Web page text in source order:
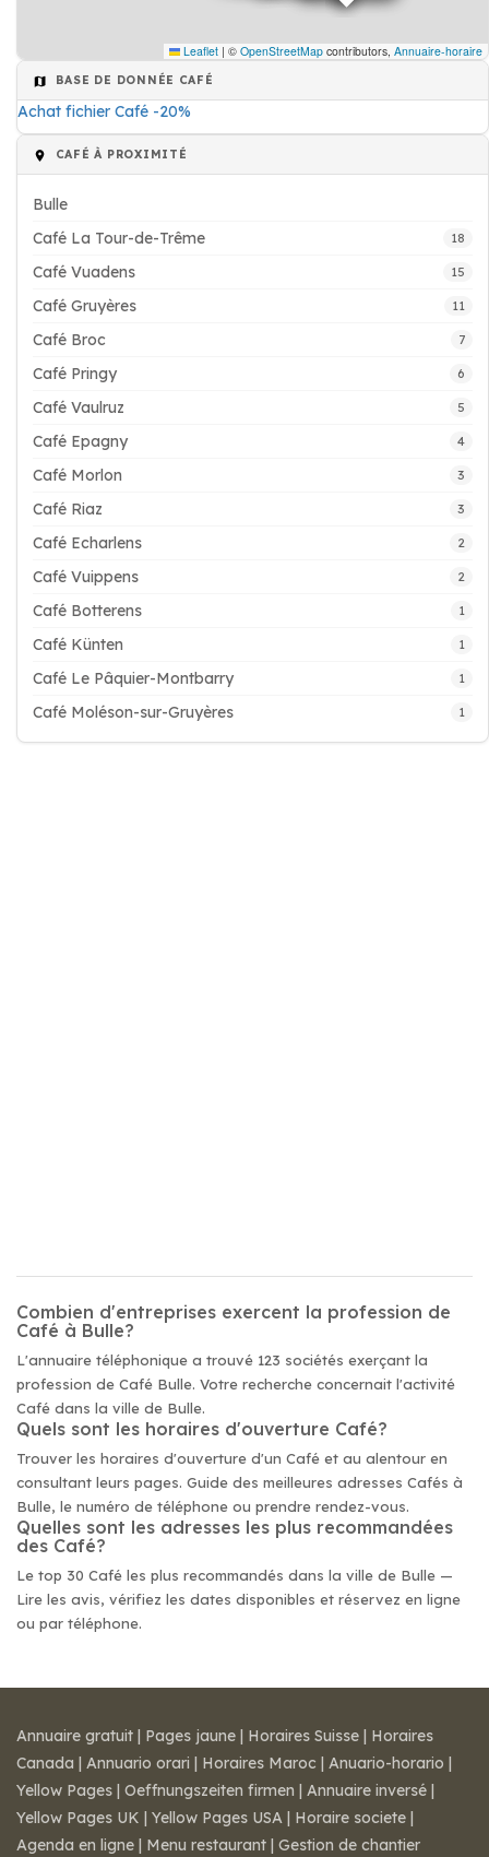
Leaflet | © OpenStreetMap contributors, Annuaire-horaire
BASE DE DONNÉE CAFÉ
Achat fichier Café -20%
CAFÉ À PROXIMITÉ
Bulle
Café La Tour-de-Trême
18
Café Vuadens 15
Café Gruyères 11
Café Broc 7
Café Pringy 6
Café Vaulruz 5
Café Epagny 4
Café Morlon 3
Café Riaz 3
Café Echarlens 2
Café Vuippens 2
Café Botterens 1
Café Künten 1
Café Le Pâquier-Montbarry 1
Café Moléson-sur-Gruyères 1
Combien d'entreprises exercent la profession de
Café à Bulle?
L'annuaire téléphonique a trouvé 123 sociétés exerçant la
profession de Café Bulle. Votre recherche concernait l'activité
Café dans la ville de Bulle.
Quels sont les horaires d'ouverture Café?
Trouver les horaires d'ouverture d'un Café et au alentour en
consultant leurs pages. Guide des meilleures adresses Cafés à
Bulle, le numéro de téléphone ou prendre rendez-vous.
Quelles sont les adresses les plus recommandées
des Café?
Le top 30 Café les plus recommandés dans la ville de Bulle —
Lire les avis, vérifiez les dates disponibles et réservez en ligne
ou par téléphone.
Annuaire gratuit | Pages jaune | Horaires Suisse | Horaires
Canada | Annuario orari | Horaires Maroc | Anuario-horario |
Yellow Pages | Oeffnungszeiten firmen | Annuaire inversé |
Yellow Pages UK | Yellow Pages USA | Horaire societe |
Agenda en ligne | Menu restaurant | Gestion de chantier